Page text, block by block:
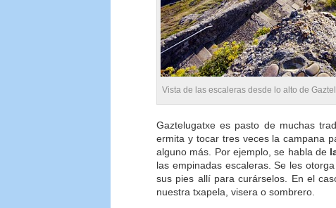
Vista de las escaleras desde lo alto de
Gaztelugatxe es pasto de muchas
ermita y tocar tres veces la campana
alguno más. Por ejemplo, se habla de
las empinadas escaleras. Se les
sus pies allí para curárselos. En el
nuestra txapela, visera o sombrero.